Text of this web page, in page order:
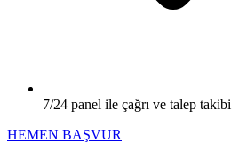
7/24 panel ile çağrı ve talep takibi
HEMEN BAŞVUR